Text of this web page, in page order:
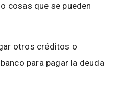
cosas que se pueden
otros créditos o
para pagar la deuda